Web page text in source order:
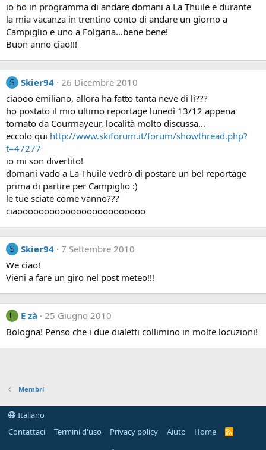
io ho in programma di andare domani a La Thuile e durante
la mia vacanza in trentino conto di andare un giorno a
Campiglio e uno a Folgaria...bene bene!
Buon anno ciao!!!
S Skier94 26 Dicembre 2010
ciaooo emiliano, allora ha fatto tanta neve di li???
ho postato il mio ultimo reportage lunedì 13/12 appena
tornato da Courmayeur, località molto discussa...
eccolo qui http://www.skiforum.it/forum/showthread.php?
t=47277
io mi son divertito!
domani vado a La Thuile vedrò di postare un bel reportage
prima di partire per Campiglio :)
le tue sciate come vanno???
ciaoooooooooooooooooooooooo
S Skier94 7 Settembre 2010
We ciao!
Vieni a fare un giro nel post meteo!!!
E E zà
25 Giugno 2010
Bologna! Penso che i due dialetti collimino in molte locuzioni!
Membri
Italiano
Contattaci
Termini d'uso Privacy policy Aiuto Home
R